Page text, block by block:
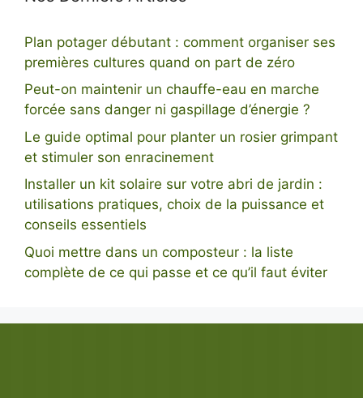
Plan potager débutant : comment organiser ses
premières cultures quand on part de zéro
Peut-on maintenir un chauffe-eau en marche
forcée sans danger ni gaspillage d’énergie ?
Le guide optimal pour planter un rosier grimpant
et stimuler son enracinement
Installer un kit solaire sur votre abri de jardin :
utilisations pratiques, choix de la puissance et
conseils essentiels
Quoi mettre dans un composteur : la liste
complète de ce qui passe et ce qu’il faut éviter